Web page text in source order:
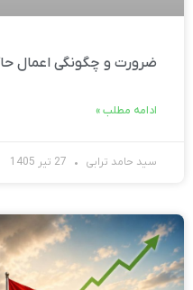
ضرورت و چگونگی اعمال
ادامه مطلب »
سید حامد ترابی